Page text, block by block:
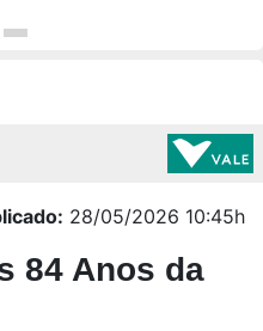
28/05/2026 10:45h
84 Anos da